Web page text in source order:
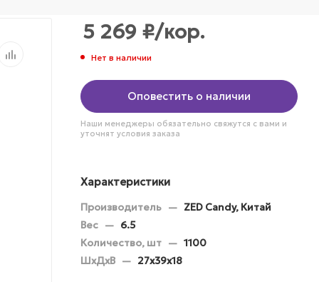
5 269 ₽/кор.
Нет в наличии
Оповестить о наличии
Наши менеджеры обязательно свяжутся с вами и
уточнят условия заказа
Характеристики
Производитель — ZED Candy, Китай
Вес — 6.5
Количество, шт — 1100
ШхДхВ — 27х39х18